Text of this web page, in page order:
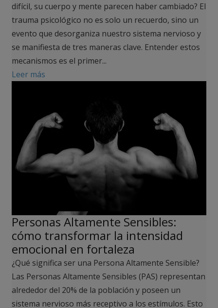
difícil, su cuerpo y mente parecen haber cambiado? El
trauma psicológico no es solo un recuerdo, sino un
evento que desorganiza nuestro sistema nervioso y
se manifiesta de tres maneras clave. Entender estos
mecanismos es el primer...
Leer más
Personas Altamente Sensibles:
cómo transformar la intensidad
emocional en fortaleza
¿Qué significa ser una Persona Altamente Sensible?
Las Personas Altamente Sensibles (PAS) representan
alrededor del 20% de la población y poseen un
sistema nervioso más receptivo a los estímulos. Esto